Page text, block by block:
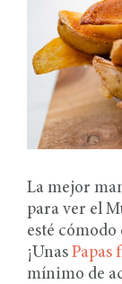
La mejor
para ver el
esté cómodo
¡Unas Papas
mínimo de